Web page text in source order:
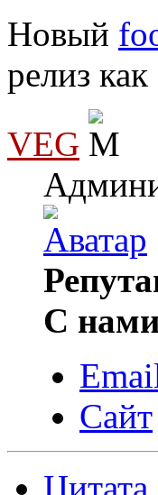
Новый
релиз
VEG
С
Сайт